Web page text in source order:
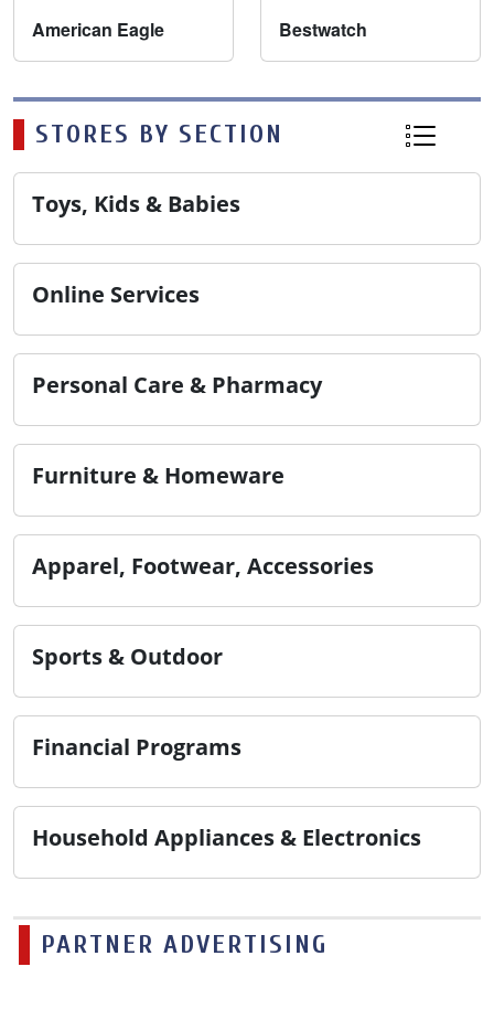
American Eagle Bestwatch
STORES BY SECTION
Toys, Kids & Babies
Online Services
Personal Care & Pharmacy
Furniture & Homeware
Apparel, Footwear, Accessories
Sports & Outdoor
Financial Programs
Household Appliances & Electronics
PARTNER ADVERTISING